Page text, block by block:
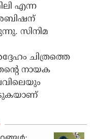
എന്ന
അബിഷന്
സിനിമ
ചിത്രത്തെ
നായക